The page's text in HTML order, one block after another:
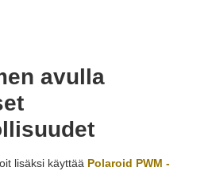
avulla
lisäksi käyttää Polaroid PWM -